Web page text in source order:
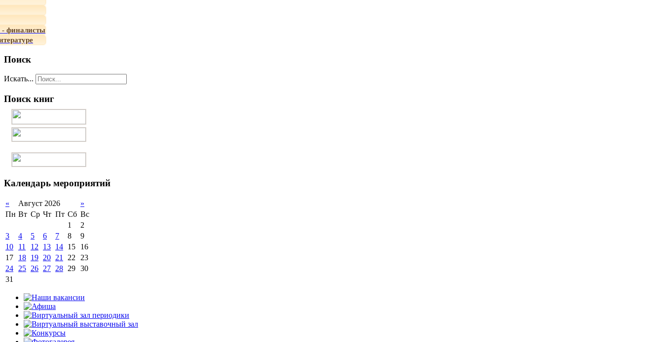
- финалисты
Поиск
Искать...
Поиск книг
Календарь мероприятий
« Август 2026
»
Пн Вт Ср Чт Пт Сб Вс
1
2
3
4 5 6 7 8
9
10
11 12 13 14 15
16
17
18 19 20 21 22
23
24
25 26 27 28 29 30
31